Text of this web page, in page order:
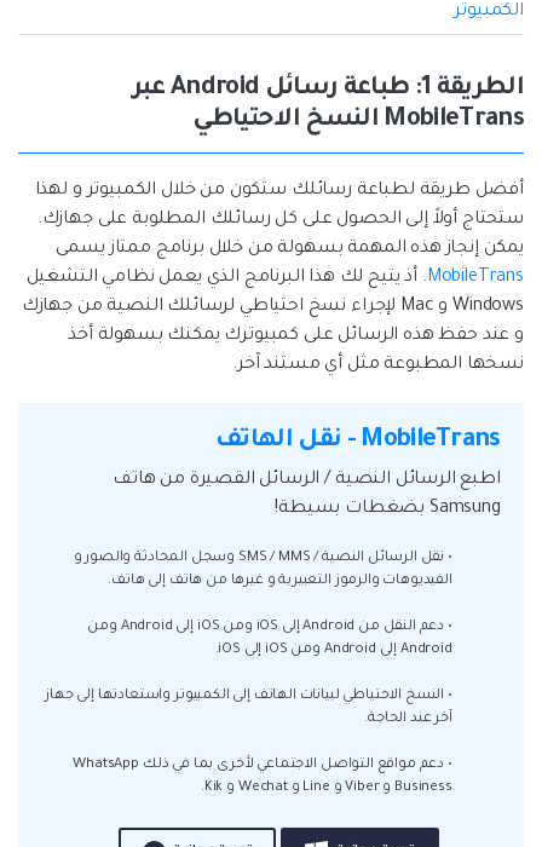
الكمبيوتر
الطريقة 1: طباعة رسائل Android عبر
MobileTrans النسخ الاحتياطي
أفضل طريقة لطباعة رسائلك ستكون من خلال الكمبيوتر و لهذا
ستحتاج أولاً إلى الحصول على كل رسائلك المطلوبة على جهازك.
يمكن إنجاز هذه المهمة بسهولة من خلال برنامج ممتاز يسمى
MobileTrans. أذ يتيح لك هذا البرنامج الذي يعمل نظامي التشغيل
Windows و Mac لإجراء نسخ احتياطي لرسائلك النصية من جهازك
و عند حفظ هذه الرسائل على كمبيوترك يمكنك بسهولة أخذ
نسخها المطبوعة مثل أي مستند آخر.
MobileTrans - نقل الهاتف
اطبع الرسائل النصية / الرسائل القصيرة من هاتف
Samsung بضغطات بسيطة!
• نقل الرسائل النصية / SMS / MMS وسجل المحادثة والصور و
الفيديوهات والرموز التعبيرية و غيرها من هاتف إلى هاتف.
• دعم النقل من Android إلى iOS ومن iOS إلى Android ومن
Android إلى Android ومن iOS إلى iOS.
• النسخ الاحتياطي لبيانات الهاتف إلى الكمبيوتر واستعادتها إلى جهاز
آخر عند الحاجة.
• دعم مواقع التواصل الاجتماعي لأخرى بما في ذلك WhatsApp
Business و Viber و Line و Wechat و Kik.